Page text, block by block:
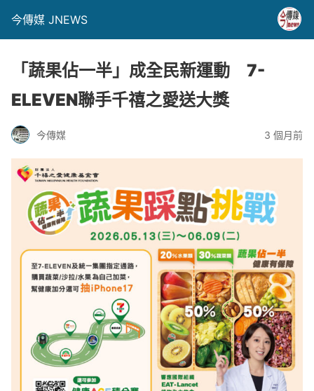
今傳媒 JNEWS
「蔬果佔一半」成全民新運動 7-
ELEVEN聯手千禧之愛送大獎
今傳媒 3 個月前